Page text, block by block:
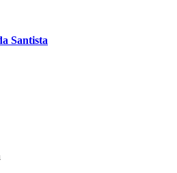
Santista